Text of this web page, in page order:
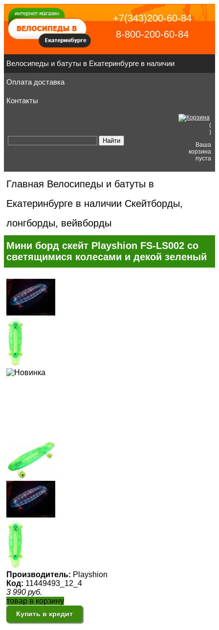
+7(343)200-60-84
8-800-200-60-84
Велосипеды и батуты в Екатеринбурге в наличии
Оплата доставка
Контакты
(
)
Ваша
корзина
пуста
Главная Велосипеды и батуты в
Екатеринбурге в наличии Скейтборды,
лонгборды, вейвборды
Мини борд скейт Playshion FS-LS002 со
светящимися колесами и декой зеленый
Производитель: Playshion
Код: 11449493_12_4
3 990 руб.
товар в корзину
Купить в кредит